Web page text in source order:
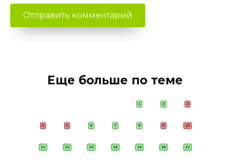
Еще больше по теме